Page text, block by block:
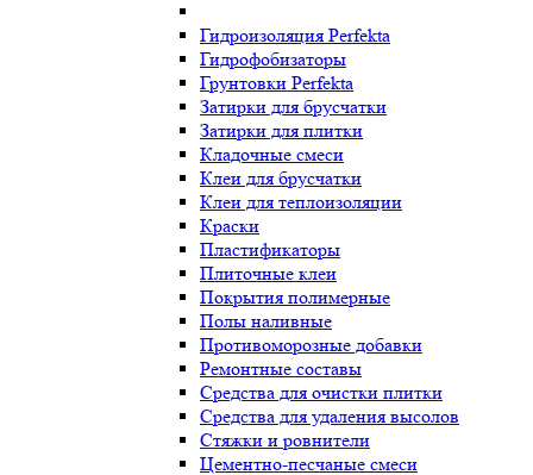
Гидроизоляция Perfekta
Гидрофобизаторы
Грунтовки Perfekta
Затирки для брусчатки
Затирки для плитки
Кладочные смеси
Клеи для брусчатки
Клеи для теплоизоляции
Краски
Пластификаторы
Плиточные клеи
Покрытия полимерные
Полы наливные
Противоморозные добавки
Ремонтные составы
Средства для очистки плитки
Средства для удаления высолов
Стяжки и ровнители
Цементно-песчаные смеси